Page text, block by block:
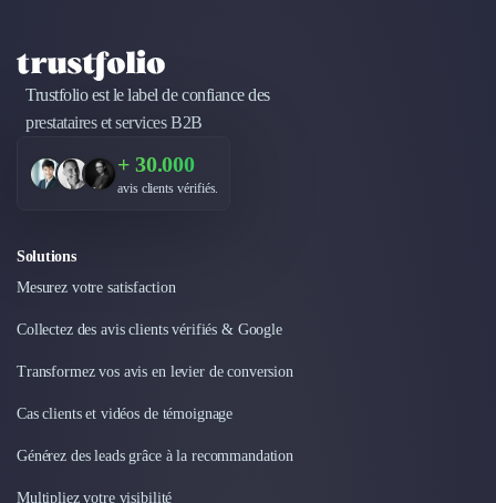
Trustfolio est le label de confiance des
prestataires et services B2B
+ 30.000
avis clients vérifiés.
Solutions
Mesurez votre satisfaction
Collectez des avis clients vérifiés & Google
Transformez vos avis en levier de conversion
Cas clients et vidéos de témoignage
Générez des leads grâce à la recommandation
Multipliez votre visibilité